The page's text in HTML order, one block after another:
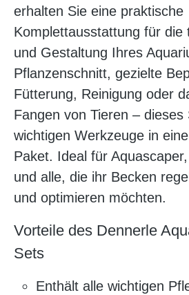
erhalten Sie eine praktische
Komplettausstattung für die
und Gestaltung Ihres
Pflanzenschnitt, gezielte
Fütterung, Reinigung oder
Fangen von Tieren – dieses
wichtigen Werkzeuge in
Paket. Ideal für
und alle, die ihr Becken
und optimieren möchten.
Vorteile des Dennerle
Sets
Enthält alle wichtigen